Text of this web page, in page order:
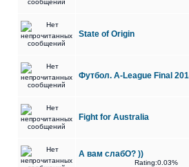
State of Origin
Футбол. A-League Final
Fight for Australia
А вам слабО? ))
Rating:0.03%